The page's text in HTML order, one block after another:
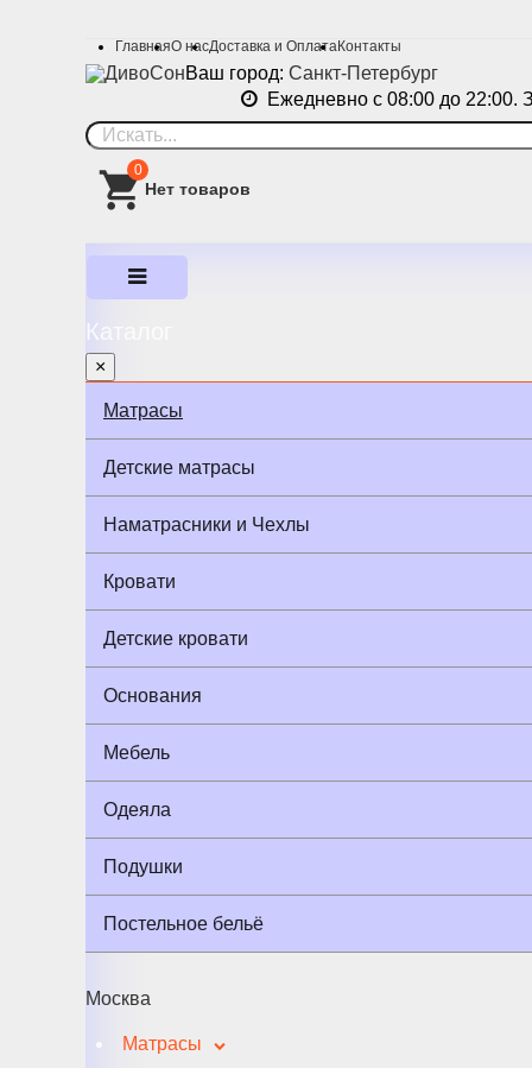
ГлавнаяО насДоставка и ОплатаКонтакты
Ваш город: Санкт-Петербург
Ежедневно с 08:00 до 22:00.
0
Каталог
×
Матрасы
Детские матрасы
Наматрасники и Чехлы
Кровати
Детские кровати
Основания
Мебель
Одеяла
Подушки
Постельное бельё
Москва
Матрасы